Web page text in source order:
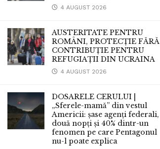
4 AUGUST 2026
AUSTERITATE PENTRU
ROMÂNI, PROTECȚIE FĂRĂ
CONTRIBUȚIE PENTRU
REFUGIAȚII DIN UCRAINA
4 AUGUST 2026
DOSARELE CERULUI |
„Sferele-mamă” din vestul
Americii: șase agenți federali,
două nopți și 40% dintr-un
fenomen pe care Pentagonul
nu-l poate explica